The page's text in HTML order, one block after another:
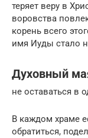
теряет веру в
воровства
корень всего
имя Иуды стало
Духовный
не оставаться в
В каждом храме
обратиться,